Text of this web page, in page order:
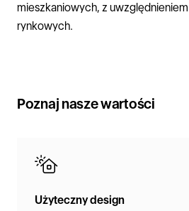
mieszkaniowych, z
rynkowych.
Poznaj nasze wartości
Użyteczny design